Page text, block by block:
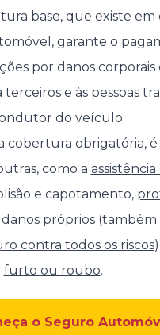
base, que existe
garante o
por danos corporais
terceiros e às pessoas
do veículo.
cobertura obrigatória, é
como a
e capotamento,
próprios
contra todos os riscos
furto ou roubo.
o Seguro